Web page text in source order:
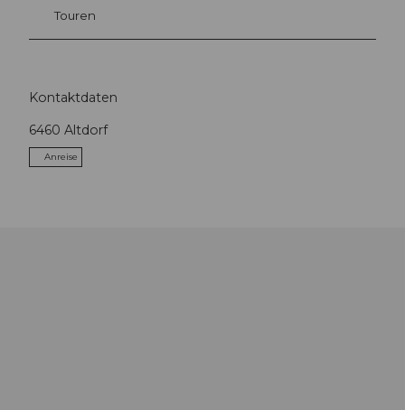
Touren
Kontaktdaten
6460 Altdorf
Anreise